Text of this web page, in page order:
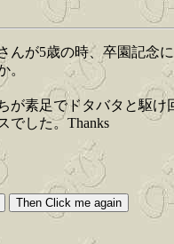
んが5歳の時、卒園記念
。
が素足でドタバタと駆
でした。Thanks